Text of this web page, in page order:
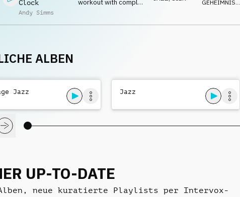
Clock
Andy Simms
workout with complex
sophisticated
SCHRÄG
ALBEN
Jazz Jazz
UP-TO-DATE
Alben, neue kuratierte Playlists per Intervox-